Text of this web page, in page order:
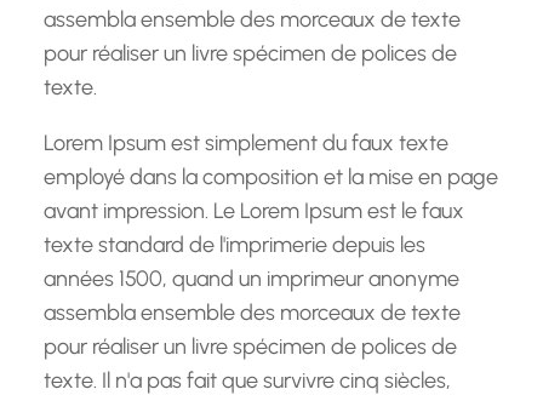
assembla ensemble des morceaux de texte
pour réaliser un livre spécimen de polices de
texte.
Lorem Ipsum est simplement du faux texte
employé dans la composition et la mise en page
avant impression. Le Lorem Ipsum est le faux
texte standard de l'imprimerie depuis les
années 1500, quand un imprimeur anonyme
assembla ensemble des morceaux de texte
pour réaliser un livre spécimen de polices de
texte. Il n'a pas fait que survivre cinq siècles,